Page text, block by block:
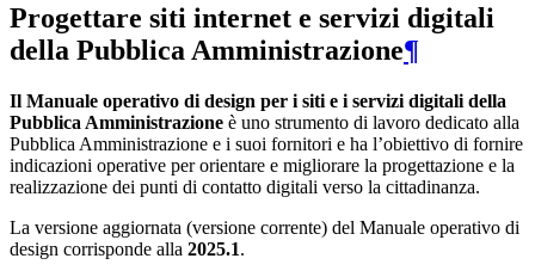
Progettare siti internet e servizi digitali
della Pubblica Amministrazione¶
Il Manuale operativo di design per i siti e i servizi digitali della
Pubblica Amministrazione è uno strumento di lavoro dedicato alla
Pubblica Amministrazione e i suoi fornitori e ha l’obiettivo di fornire
indicazioni operative per orientare e migliorare la progettazione e la
realizzazione dei punti di contatto digitali verso la cittadinanza.
La versione aggiornata (versione corrente) del Manuale operativo di
design corrisponde alla 2025.1.